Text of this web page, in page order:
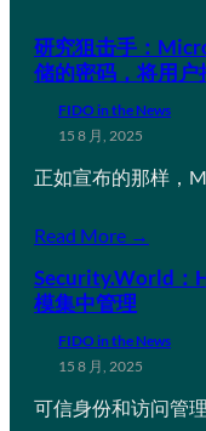
研究狙击手：
储的密码，将用户
FIDO in the News
15 8 月, 2025
正如宣布的那样，
Read More →
Security.World：
模集中管理
FIDO in the News
15 8 月, 2025
可信身份和访问管